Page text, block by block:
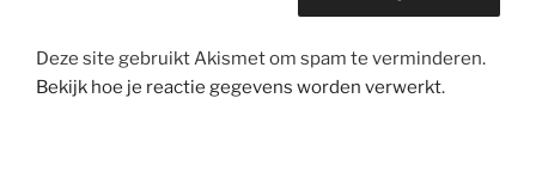
Deze site gebruikt Akismet om spam te verminderen.
Bekijk hoe je reactie gegevens worden verwerkt.